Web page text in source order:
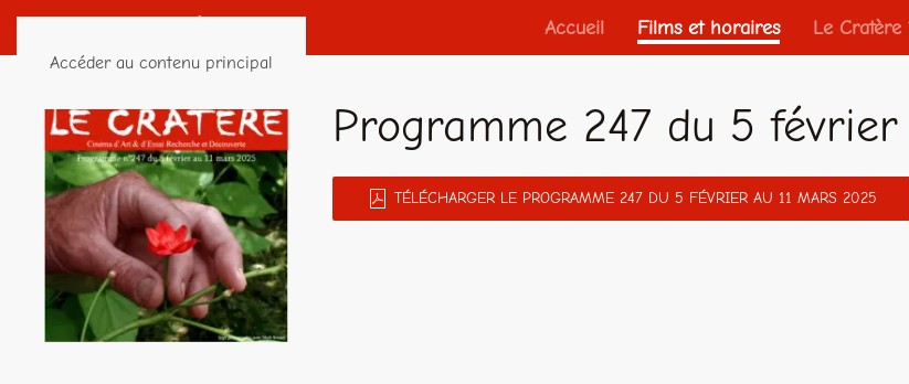
Accéder au contenu principal
Accueil Films et horaires Le Cratère
Programme 247 du 5
TÉLÉCHARGER LE PROGRAMME 247 DU 5 FÉVRIER AU 11 MARS 2025